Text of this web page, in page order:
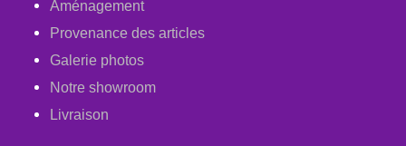
Aménagement
Provenance des articles
Galerie photos
Notre showroom
Livraison